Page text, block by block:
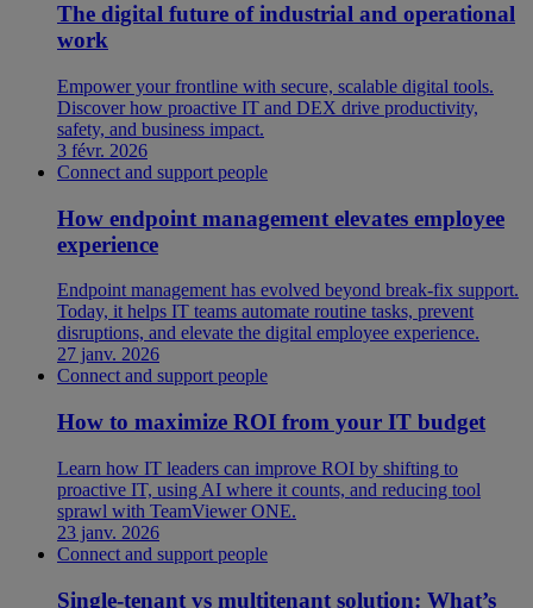
The digital future of industrial and operational
work
Empower your frontline with secure, scalable digital tools.
Discover how proactive IT and DEX drive productivity,
safety, and business impact.
3 févr. 2026
Connect and support people
How endpoint management elevates employee
experience
Endpoint management has evolved beyond break-fix support.
Today, it helps IT teams automate routine tasks, prevent
disruptions, and elevate the digital employee experience.
27 janv. 2026
Connect and support people
How to maximize ROI from your IT budget
Learn how IT leaders can improve ROI by shifting to
proactive IT, using AI where it counts, and reducing tool
sprawl with TeamViewer ONE.
23 janv. 2026
Connect and support people
Single-tenant vs multitenant solution: What’s